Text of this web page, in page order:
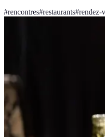
#rencontres#restaurants#rendez-